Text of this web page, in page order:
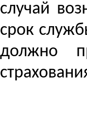
случай
срок
должно